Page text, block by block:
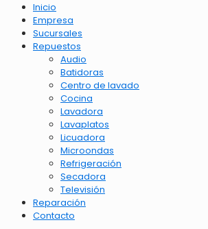
Inicio
Empresa
Sucursales
Repuestos
Audio
Batidoras
Centro de lavado
Cocina
Lavadora
Lavaplatos
Licuadora
Microondas
Refrigeración
Secadora
Televisión
Reparación
Contacto